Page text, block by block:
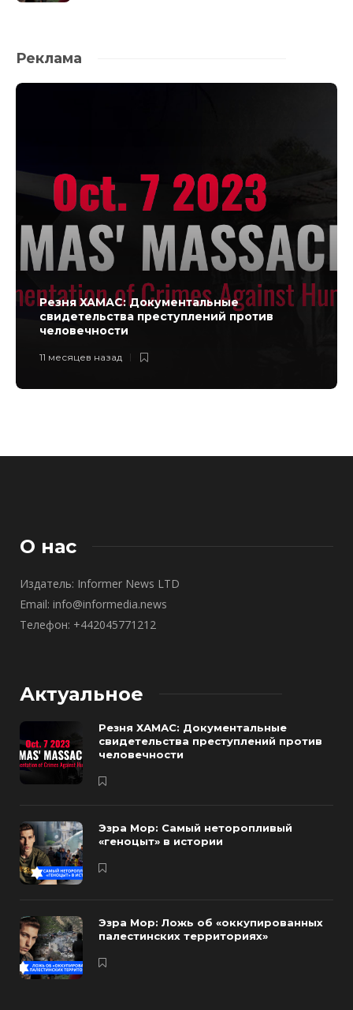
Реклама
Резня ХАМАС: Документальные
свидетельства преступлений против
человечности
11 месяцев назад
О нас
Издатель: Informer News LTD
Email: info@informedia.news
Телефон: +442045771212
Актуальное
Резня ХАМАС: Документальные
свидетельства преступлений против
человечности
Эзра Мор: Самый неторопливый
«геноцыт» в истории
Эзра Мор: Ложь об «оккупированных
палестинских территориях»